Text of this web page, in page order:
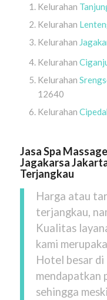
Kelurahan
Kelurahan
Kelurahan
Kelurahan
Kelurahan
12640
Kelurahan
Jasa Spa
Jagakarsa
Terjangkau
Harga atau
terjangkau,
Kualitas
kami
Hotel besar di
mendapatkan
sehingga